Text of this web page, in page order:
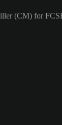
(CM) for